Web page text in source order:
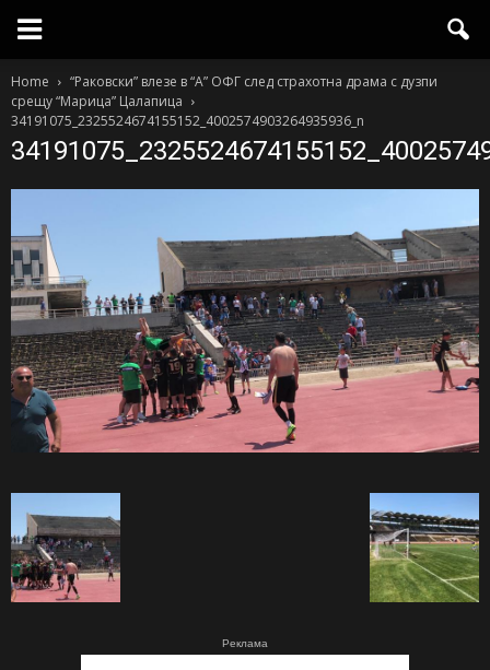
Home
“Раковски” влезе в “А” ОФГ след страхотна драма с дузпи
срещу “Марица” Цалапица
34191075_2325524674155152_4002574903264935936_n
Реклама